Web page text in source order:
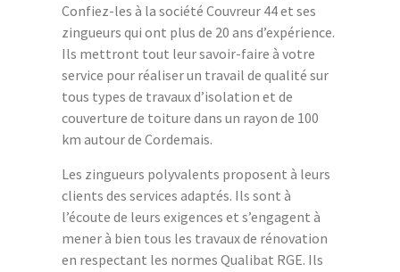
Confiez-les à la société Couvreur 44 et ses
zingueurs qui ont plus de 20 ans d’expérience.
Ils mettront tout leur savoir-faire à votre
service pour réaliser un travail de qualité sur
tous types de travaux d’isolation et de
couverture de toiture dans un rayon de 100
km autour de Cordemais.
Les zingueurs polyvalents proposent à leurs
clients des services adaptés. Ils sont à
l’écoute de leurs exigences et s’engagent à
mener à bien tous les travaux de rénovation
en respectant les normes Qualibat RGE. Ils